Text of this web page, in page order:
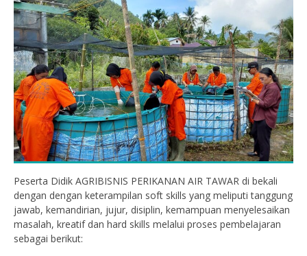
Peserta Didik AGRIBISNIS PERIKANAN AIR TAWAR di bekali
dengan dengan keterampilan soft skills yang meliputi tanggung
jawab, kemandirian, jujur, disiplin, kemampuan menyelesaikan
masalah, kreatif dan hard skills melalui proses pembelajaran
sebagai berikut: